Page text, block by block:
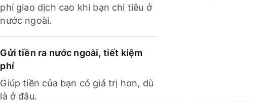
phí giao dịch cao khi bạn chi tiêu ở
nước ngoài.
Gửi tiền ra nước ngoài, tiết kiệm
phí
Giúp tiền của bạn có giá trị hơn, dù
là ở đâu.